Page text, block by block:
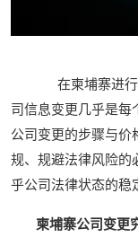
在柬埔寨进行
司信息变更几乎是每
公司变更的步骤与价
规、规避法律风险的
乎公司法律状态的稳
柬埔寨公司变更